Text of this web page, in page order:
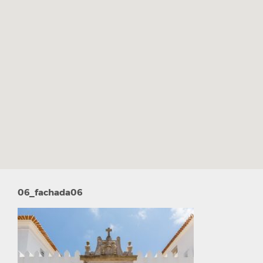
06_fachada06